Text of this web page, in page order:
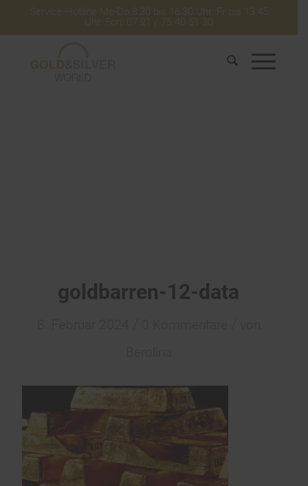
Service-Hotline Mo-Do 8:30 bis 16:30 Uhr. Fr bis 13:45
Uhr. Fon: 07 21 / 75 40 51 30
goldbarren-12-data